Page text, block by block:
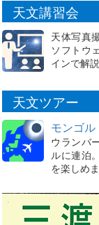
天文講習会
天体写真
ソフトウ
インで解説
天文ツアー
モンゴ
ウランバ
ルに連泊
を楽しめ